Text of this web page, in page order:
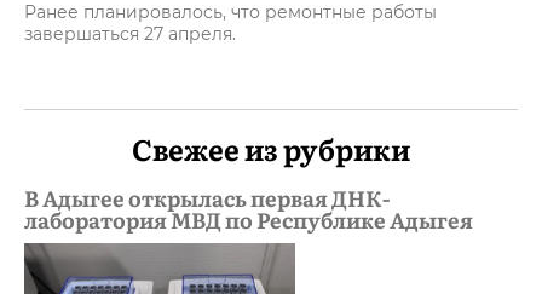
Ранее планировалось, что ремонтные работы
завершаться 27 апреля.
Свежее из рубрики
В Адыгее открылась первая ДНК-
лаборатория МВД по Республике Адыгея